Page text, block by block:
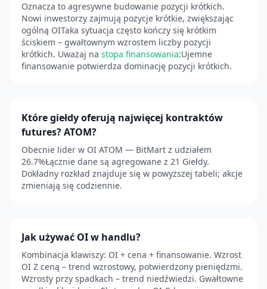
Oznacza to agresywne budowanie pozycji krótkich.
Nowi inwestorzy zajmują pozycje krótkie, zwiększając
ogólną OITaka sytuacja często kończy się krótkim
ściskiem – gwałtownym wzrostem liczby pozycji
krótkich. Uważaj na stopa finansowania:Ujemne
finansowanie potwierdza dominację pozycji krótkich.
Które giełdy oferują najwięcej kontraktów
futures? ATOM?
Obecnie lider w OI ATOM — BitMart z udziałem
26.7%Łącznie dane są agregowane z 21 Giełdy.
Dokładny rozkład znajduje się w powyższej tabeli; akcje
zmieniają się codziennie.
Jak używać OI w handlu?
Kombinacja klawiszy: OI + cena + finansowanie. Wzrost
OI Z ceną – trend wzrostowy, potwierdzony pieniędzmi.
Wzrosty przy spadkach – trend niedźwiedzi. Gwałtowne